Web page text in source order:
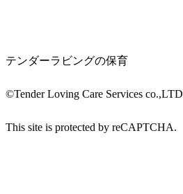
テンダーラビングの保育
©︎Tender Loving Care Services co.,LTD
This site is protected by reCAPTCHA.